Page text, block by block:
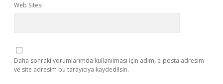
Web Sitesi
Daha sonraki yorumlarımda kullanılması için adım, e-posta adresim
ve site adresim bu tarayıcıya kaydedilsin.